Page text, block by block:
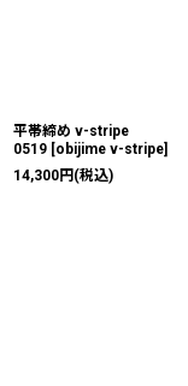
平帯締め v-stripe
0519 [obijime v-stripe]
14,300円 (税込)